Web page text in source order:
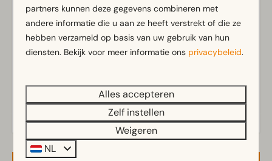
Buiten
Parasol
Terras
Tuinset
Ingerichte keuken
Koelkast
Energielabel(s)
partners kunnen deze gegevens combineren met
andere informatie die u aan ze heeft verstrekt of die ze
hebben verzameld op basis van uw gebruik van hun
diensten. Bekijk voor meer informatie ons privacybeleid.
Alles accepteren
Zelf instellen
Weigeren
NL